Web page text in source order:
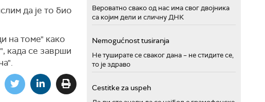
да је то био
на томе" како
када се заврши
Вероватно свако од нас има свог двојника
са којим дели и сличну ДНК
Nemogućnost tusiranja
Не туширате се сваког дана – не стидите се,
то је здраво
Cestitke za uspeh